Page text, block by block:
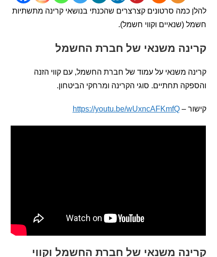
כמה סרטונים קצרצרים שהכנתי בנושאי קרינה מתשתיות
(שנאיים וקווי חשמל).
משנאי של חברת החשמל
משנאי על עמוד של חברת החשמל, עם קווי הזנה
תחתיים. סוגי הקרינה ומרחקי הביטחון.
–
https://youtu.be/wUxncAFKmfQ
משנאי של חברת החשמל וקווי